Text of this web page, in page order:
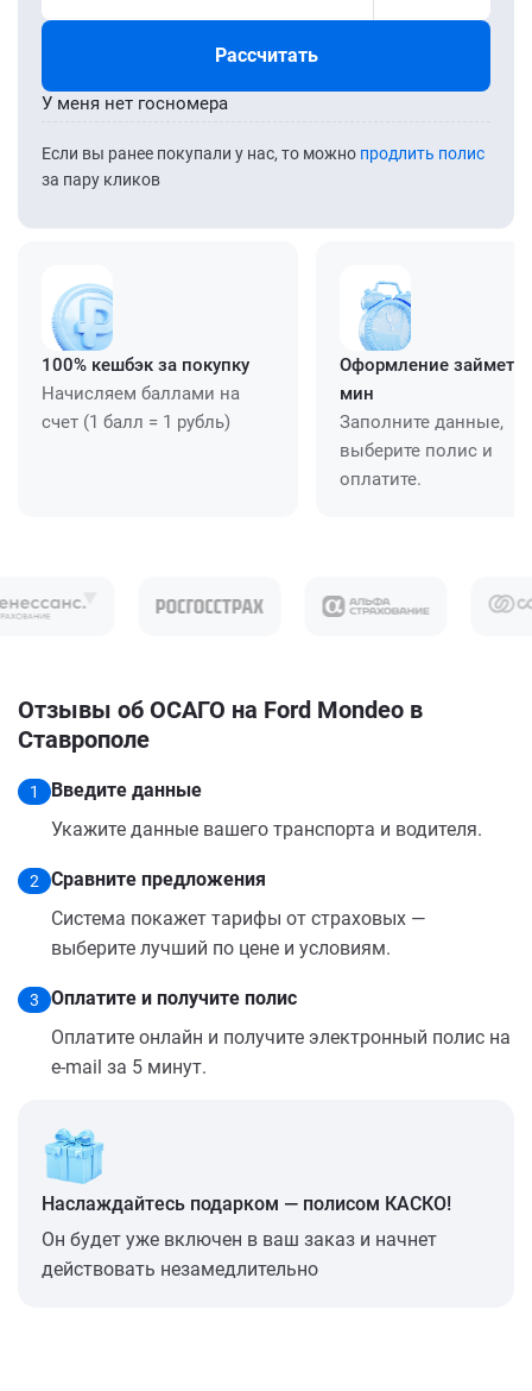
Рассчитать
Если вы ранее покупали у нас, то можно продлить полис
за пару кликов
У меня нет госномера
100% кешбэк за покупку
Начисляем баллами на
счет (1 балл = 1 рубль)
Оформление займет
мин
Заполните данные,
выберите полис и
оплатите.
Отзывы об ОСАГО на Ford Mondeo в
Ставрополе
1
Введите данные
Укажите данные вашего транспорта и водителя.
2
Сравните предложения
Система покажет тарифы от страховых —
выберите лучший по цене и условиям.
3
Оплатите и получите полис
Оплатите онлайн и получите электронный полис на
e-mail за 5 минут.
Наслаждайтесь подарком — полисом КАСКО!
Он будет уже включен в ваш заказ и начнет
действовать незамедлительно